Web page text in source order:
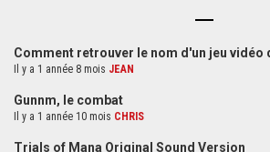
Comment retrouver le nom d'un jeu vidéo
Il y a 1 année 8 mois JEAN
Gunnm, le combat
Il y a 1 année 10 mois CHRIS
Trials of Mana Original Sound Version